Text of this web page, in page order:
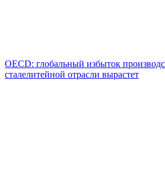
OECD: глобальный избыток
сталелитейной отрасли вырастет